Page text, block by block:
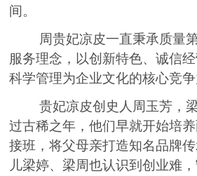
间。
周贵妃凉皮一直秉承质量
服务理念，以创新特色、诚信
科学管理为企业文化的核心竞争
贵妃凉皮创史人周玉芳，
过古稀之年，他们早就开始培养
接班，将父母亲打造知名品牌
儿梁婷、梁周也认识到创业难